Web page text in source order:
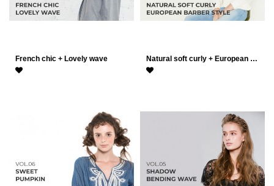
French chic + Lovely wave Natural soft curly + European …